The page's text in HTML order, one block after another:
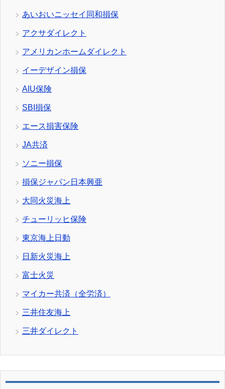
あいおいニッセイ同和損保
アクサダイレクト
アメリカンホームダイレクト
イーデザイン損保
AIU保険
SBI損保
エース損害保険
JA共済
ソニー損保
損保ジャパン日本興亜
大同火災海上
チューリッヒ保険
東京海上日動
日新火災海上
富士火災
マイカー共済（全労済）
三井住友海上
三井ダイレクト